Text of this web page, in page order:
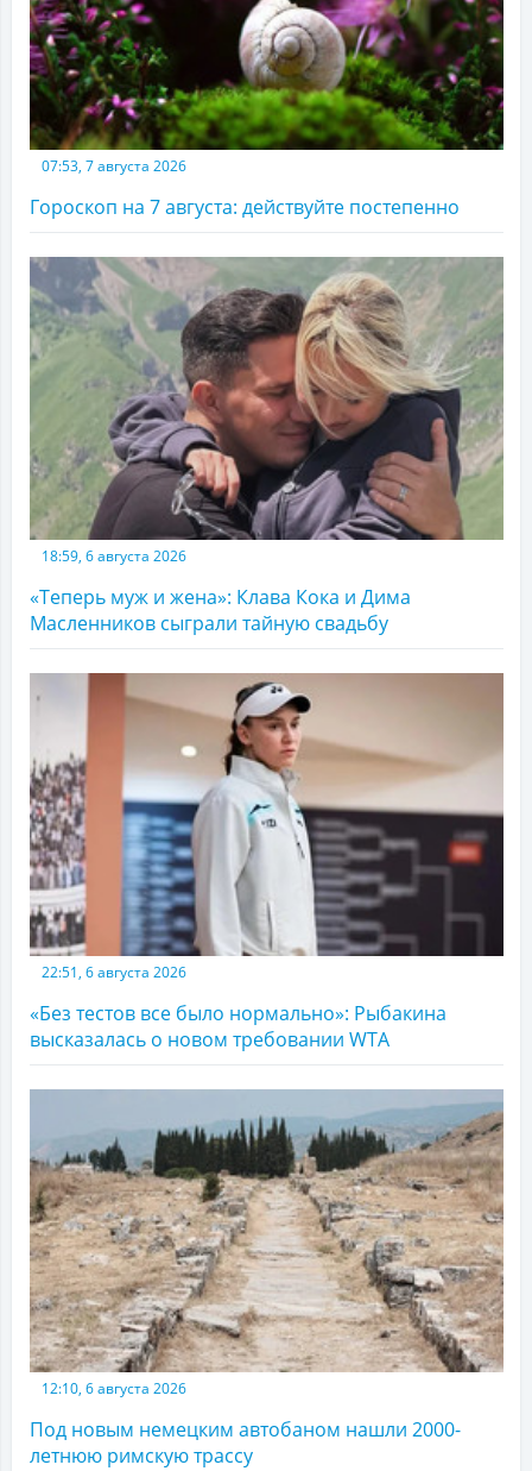
07:53, 7 августа 2026
Гороскоп на 7 августа: действуйте постепенно
18:59, 6 августа 2026
«Теперь муж и жена»: Клава Кока и Дима
Масленников сыграли тайную свадьбу
22:51, 6 августа 2026
«Без тестов все было нормально»: Рыбакина
высказалась о новом требовании WTA
12:10, 6 августа 2026
Под новым немецким автобаном нашли 2000-
летнюю римскую трассу